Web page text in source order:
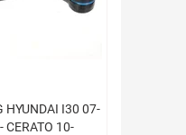
HYUNDAI I30 07-
CERATO 10-